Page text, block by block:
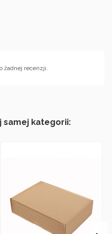
żadnej recenzji.
samej kategorii: